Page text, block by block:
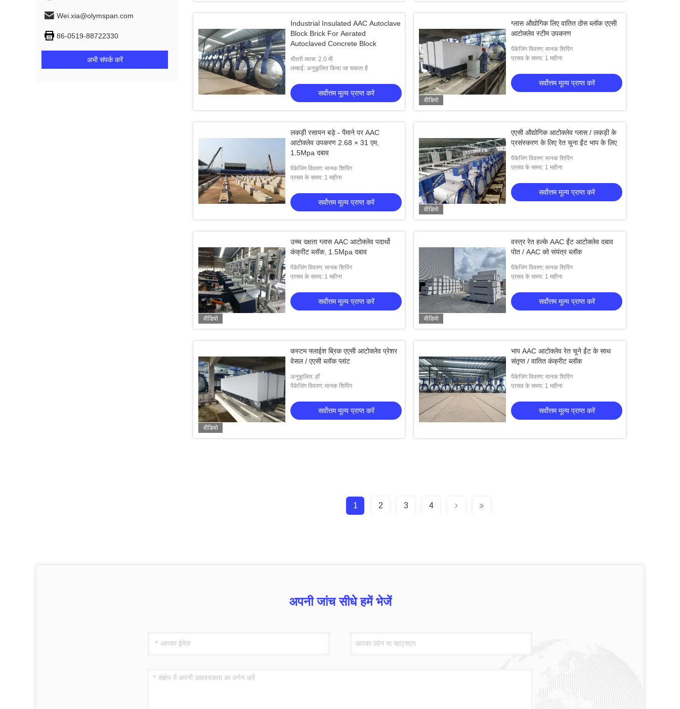
Wei.xia@olymspan.com
86-0519-88722330
अभी संपर्क करें
Industrial Insulated AAC Autoclave
Block Brick For Aerated
Autoclaved Concrete Block
भीतरी व्यास: 2.0 मी
लम्बाई: अनुकूलित किया जा सकता है
सर्वोत्तम मूल्य प्राप्त करें
वीडियो
ग्लास औद्योगिक लिए वातित ठोस ब्लॉक एएसी
आटोक्लेव स्टीम उपकरण
पैकेजिंग विवरण: मानक शिपिंग
प्रसव के समय: 1 महीना
सर्वोत्तम मूल्य प्राप्त करें
लकड़ी रसायन बड़े - पैमाने पर AAC
आटोक्लेव उपकरण 2.68 × 31 एम,
1.5Mpa दबाव
पैकेजिंग विवरण: मानक शिपिंग
प्रसव के समय: 1 महीना
सर्वोत्तम मूल्य प्राप्त करें
वीडियो
एएसी औद्योगिक आटोक्लेव ग्लास / लकड़ी के
प्रसंस्करण के लिए रेत चूना ईंट भाप के लिए
पैकेजिंग विवरण: मानक शिपिंग
प्रसव के समय: 1 महीना
सर्वोत्तम मूल्य प्राप्त करें
वीडियो
उच्च दक्षता ग्लास AAC आटोक्लेव पदार्थो
कंक्रीट ब्लॉक, 1.5Mpa दबाव
पैकेजिंग विवरण: मानक शिपिंग
प्रसव के समय: 1 महीना
सर्वोत्तम मूल्य प्राप्त करें
वीडियो
वस्त्र रेत हल्के AAC ईंट आटोक्लेव दबाव
पोत / AAC को संयंत्र ब्लॉक
पैकेजिंग विवरण: मानक शिपिंग
प्रसव के समय: 1 महीना
सर्वोत्तम मूल्य प्राप्त करें
वीडियो
कस्टम फ्लाईश ब्रिक एएसी आटोक्लेव प्रेशर
वेसल / एएसी ब्लॉक प्लांट
अनुकूलित: हाँ
पैकेजिंग विवरण: मानक शिपिंग
सर्वोत्तम मूल्य प्राप्त करें
भाप AAC आटोक्लेव रेत चूने ईंट के साथ
संतृप्त / वातित कंक्रीट ब्लॉक
पैकेजिंग विवरण: मानक शिपिंग
प्रसव के समय: 1 महीना
सर्वोत्तम मूल्य प्राप्त करें
1 2 3 4
अपनी जांच सीधे हमें भेजें